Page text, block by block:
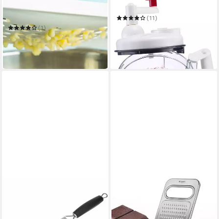
Spätzlereibe mit flexiblem
Schaber, Spatzl + 1 Schöpflöf
(1)
11,99 € UVP13,49 €
-11%
Zerkleinerer Multi-Kulti
(11)
55,17 €
in 6-8 Werktagen bei dir